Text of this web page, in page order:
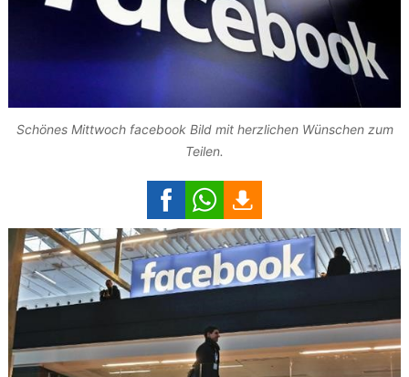
Schönes Mittwoch facebook Bild mit herzlichen Wünschen zum
Teilen.